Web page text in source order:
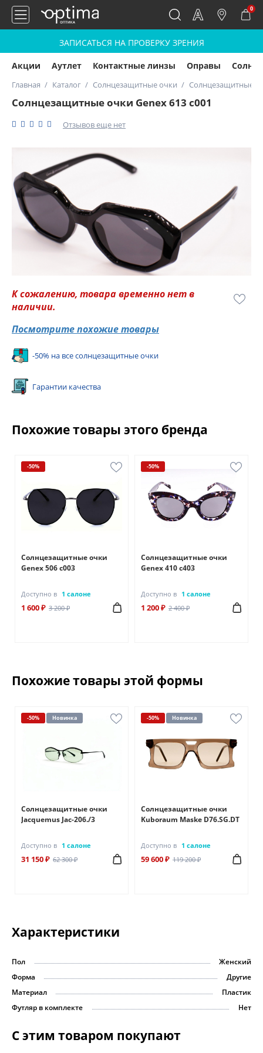
0
ЗАПИСАТЬСЯ НА ПРОВЕРКУ ЗРЕНИЯ
Акции Аутлет Контактные линзы Оправы
Главная Каталог Солнцезащитные очки Солнцезащитные
Солнцезащитные очки Genex 613 с001
Отзывов еще нет
К сожалению, товара временно нет в
наличии.
Посмотрите похожие товары
-50% на все солнцезащитные очки
Гарантии качества
Похожие товары этого бренда
-50%
Солнцезащитные очки
Genex 506 с003
Доступно в 1 салоне
1 600 ₽ 3 200 ₽
-50%
Солнцезащитные очки
Genex 410 с403
Доступно в 1 салоне
1 200 ₽ 2 400 ₽
Похожие товары этой формы
-50% Новинка
Солнцезащитные очки
Jacquemus Jac-206./3
Доступно в 1 салоне
31 150 ₽ 62 300 ₽
-50% Новинка
Солнцезащитные очки
Kuboraum Maske D76.SG.DT
Доступно в 1 салоне
59 600 ₽ 119 200 ₽
Характеристики
Пол
Женский
Форма
Другие
Материал
Пластик
Футляр в комплекте
Нет
С этим товаром покупают